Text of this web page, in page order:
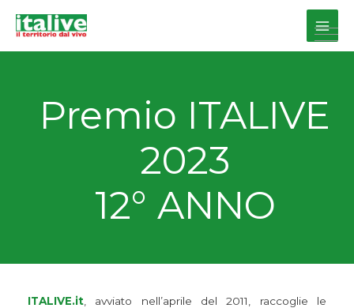
Main
Premio ITALIVE
2023
12° ANNO
ITALIVE.it , avviato nell’aprile del 2011, raccoglie le